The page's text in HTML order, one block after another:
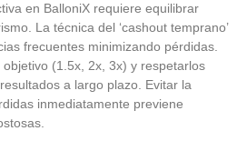
en BalloniX requiere equilibrar
La técnica del ‘cashout temprano’
frecuentes minimizando pérdidas.
(1.5x, 2x, 3x) y respetarlos
a largo plazo. Evitar la
inmediatamente previene